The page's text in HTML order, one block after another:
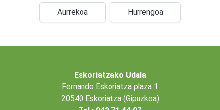
Aurrekoa Hurrengoa
Eskoriatzako Udala
Fernando Eskoriatza plaza 1
20540 Eskoriatza (Gipuzkoa)